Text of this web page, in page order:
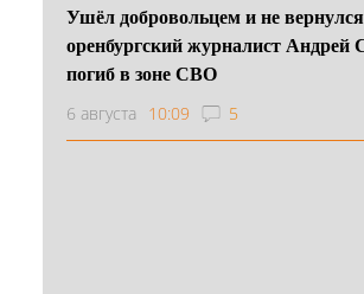
Ушёл добровольцем и не
оренбургский журналист Андрей
погиб в зоне СВО
6 августа 10:09 5